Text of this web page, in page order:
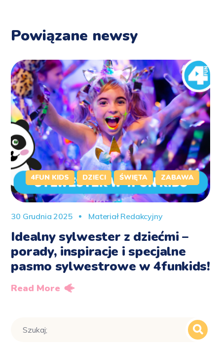
Powiązane newsy
4FUN KIDS DZIECI ŚWIĘTA ZABAWA
30 Grudnia 2025 Materiał Redakcyjny
Idealny sylwester z dziećmi –
porady, inspiracje i specjalne
pasmo sylwestrowe w 4funkids!
Read More